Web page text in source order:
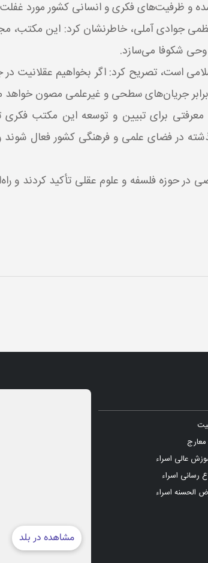
و ظرفیت‌های فکری و انسانی کشور مورد غفلت
جوادی آملی، خاطرنشان کرد: این مکتب،
وحی شکوفا می‌سازد.
است، تصریح کرد: اگر بخواهیم عقلانیت
جریان‌های سطحی و غیرعلمی مصون خواهد
برای تبیین و توسعه این مکتب فکری
در فضای علمی و فرهنگی کشور فعال
حوزه فلسفه و علوم عقلی تأکید کردند و
عالی اسراء
رسانی اسراء
الحسنه اسراء